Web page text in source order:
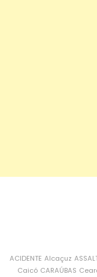
ACIDENTE Alcaçuz
Caicó CARAÚBAS